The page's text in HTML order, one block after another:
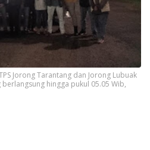
Jorong Tarantang dan Jorong Lubuak
hingga pukul 05.05 Wib,